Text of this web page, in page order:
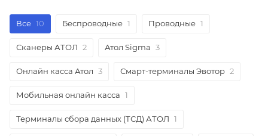
Все 10 Беспроводные 1 Проводные 1
Сканеры АТОЛ 2 Атол Sigma 3
Онлайн касса Атол 3 Смарт-терминалы Эвотор 2
Мобильная онлайн касса 1
Терминалы сбора данных (ТСД) АТОЛ 1